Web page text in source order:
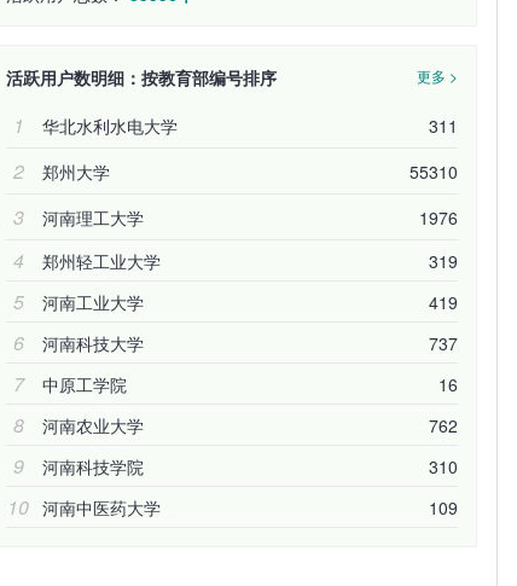
活跃用户数明细：按教育部编号排序 更多 >
1 华北水利水电大学 311
2 郑州大学 55310
3 河南理工大学 1976
4 郑州轻工业大学 319
5 河南工业大学 419
6 河南科技大学 737
7 中原工学院 16
8 河南农业大学 762
9 河南科技学院 310
10 河南中医药大学 109